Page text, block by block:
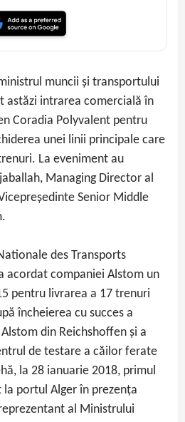
muncii și transportului
astăzi intrarea comercială în
Coradia Polyvalent pentru
unei linii principale care
La eveniment au
Managing Director al
Senior Middle
des Transports
acordat companiei Alstom un
pentru livrarea a 17 trenuri
încheierea cu succes a
din Reichshoffen și a
de testare a căilor ferate
la 28 ianuarie 2018, primul
portul Alger în prezența
al Ministrului